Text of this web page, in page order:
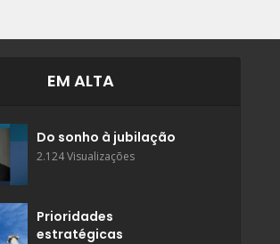
EM ALTA
Do sonho à jubilação
2.124 Visualizações
Prioridades
estratégicas